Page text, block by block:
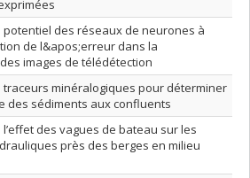
potentiel des réseaux de neurones à
de l&apos;erreur dans la
images de télédétection
traceurs minéralogiques pour déterminer
des sédiments aux confluents
des vagues de bateau sur les
près des berges en milieu